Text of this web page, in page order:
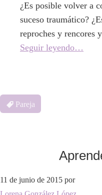
¿Es posible volver a
suceso traumático?
reproches y rencores
Seguir leyendo…
Pareja
11 de junio de 2015 por